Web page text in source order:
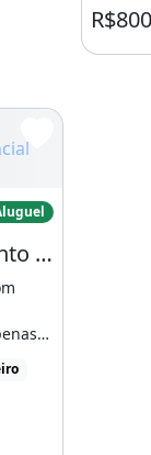
Alugo Apartamento Residencial Porto Milazzo em Rio Largo Após o Aeroporto